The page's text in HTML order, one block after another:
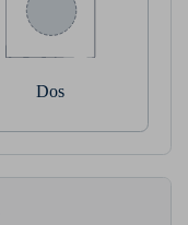
Dos